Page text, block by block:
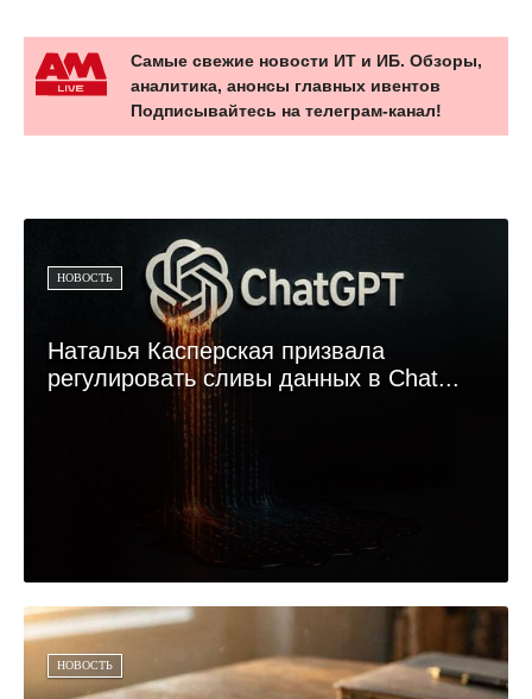
Самые свежие новости ИТ и ИБ. Обзоры,
аналитика, анонсы главных ивентов
Подписывайтесь на телеграм-канал!
НОВОСТЬ
Наталья Касперская призвала
регулировать сливы данных в Chat...
НОВОСТЬ